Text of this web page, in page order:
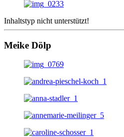
Inhaltstyp nicht unterstützt!
Meike Dölp